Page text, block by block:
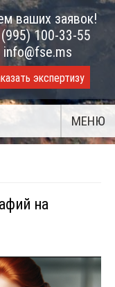
ваших заявок!
100-33-55
info@fse.ms
экспертизу
МЕНЮ
на